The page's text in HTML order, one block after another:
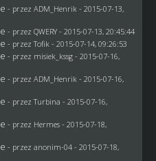
- przez ADM_Henrik - 2015-07-13,
- przez QWERY- 2015-07-13, 20:45:44
- przezTofik - 2015-07-14, 09:26:53
- przez misiek_kssg- 2015-07-16,
- przez ADM_Henrik - 2015-07-16,
- przez Turbina - 2015-07-16,
- przez Hermes- 2015-07-18,
- przez anonim-04- 2015-07-18,